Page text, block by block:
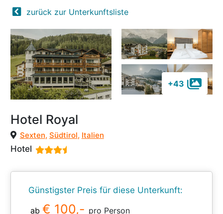
zurück zur Unterkunftsliste
+43
Hotel Royal
Sexten, Südtirol, Italien
Hotel
Günstigster Preis für diese Unterkunft:
ab € 100,- pro Person